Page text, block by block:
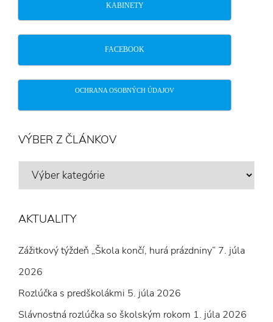
KABINETY
FACEBOOK
OCHRANA OSOBNÝCH ÚDAJOV
VÝBER Z ČLÁNKOV
VÝBER
AKTUALITY
Zážitkový týždeň „Škola končí, hurá prázdniny“ 7. júla
2026
Rozlúčka s predškolákmi 5. júla 2026
Slávnostná rozlúčka so školským rokom 1. júla 2026